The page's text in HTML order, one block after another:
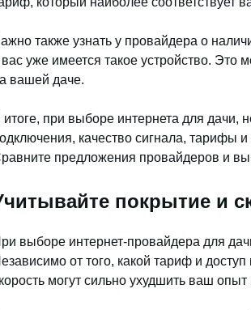
также узнать у провайдера о
вас уже имеется такое устройство. Это
вашей даче.
итоге, при выборе интернета для дачи,
качество сигнала, тарифы
предложения провайдеров и
покрытие и
выборе интернет-провайдера для
от того, какой тариф и
могут сильно ухудшить ваш опыт